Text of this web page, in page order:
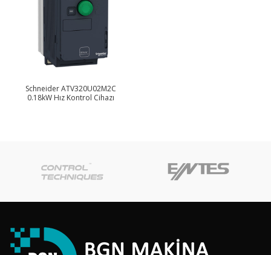
Schneider ATV320U02M2C
0.18kW Hız Kontrol Cihazı